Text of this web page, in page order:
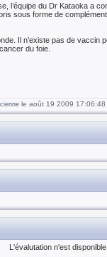
l’équipe du Dr Kataoka a
sous forme de complément
Il n’existe pas de
du foie.
le août 19 2009 17:06:48
L'évalutation n'est